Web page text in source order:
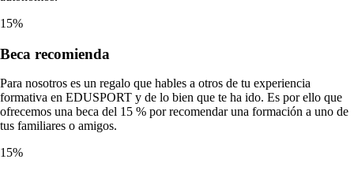
15%
Beca recomienda
Para nosotros es un regalo que hables a otros de tu experiencia
formativa en EDUSPORT y de lo bien que te ha ido. Es por ello que
ofrecemos una beca del 15 % por recomendar una formación a uno de
tus familiares o amigos.
15%